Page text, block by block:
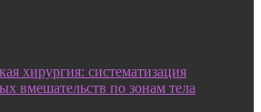
хирургия: систематизация
вмешательств по зонам тела